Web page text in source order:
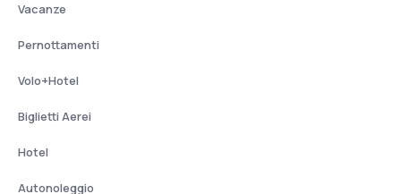
Vacanze
Pernottamenti
Volo+Hotel
Biglietti Aerei
Hotel
Autonoleggio